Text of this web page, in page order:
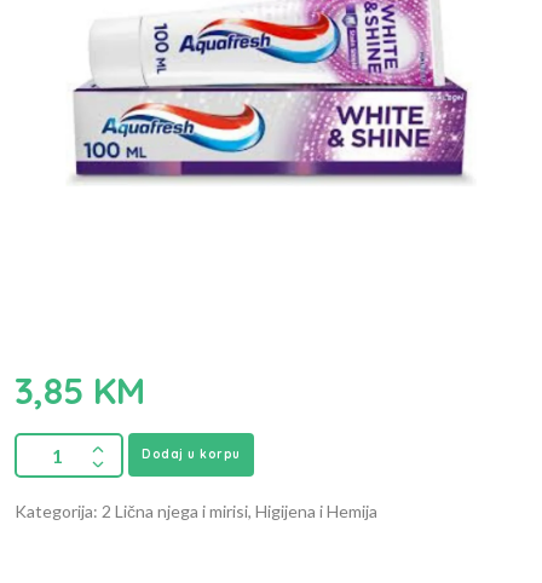
3,85 KM
Dodaj u korpu
Kategorija: 2 Lična njega i mirisi, Higijena i Hemija